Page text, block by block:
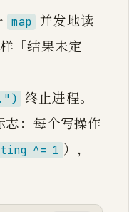
map
并发地读
「结果未定
终止进程。
：每个写操作
^= 1 ），